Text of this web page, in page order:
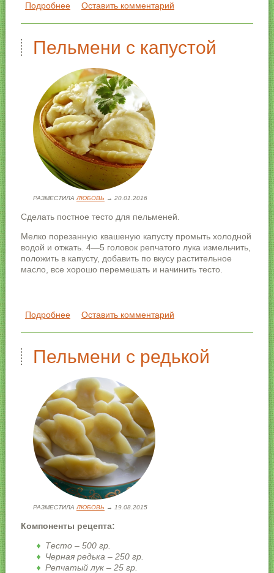
А теперь рецепт, он очень простой:
Подробнеео Пельмени с капустой «Нежные»
Оставить комментарий
Пельмени с капустой
РАЗМЕСТИЛА ЛЮБОВЬ → 20.01.2016
Сделать постное тесто для пельменей.
Мелко порезанную квашеную капусту промыть холодной
водой и отжать. 4—5 головок репчатого лука измельчить,
положить в капусту, добавить по вкусу растительное
масло, все хорошо перемешать и начинить тесто.
Подробнеео Пельмени с капустой
Оставить комментарий
Пельмени с редькой
РАЗМЕСТИЛА ЛЮБОВЬ → 19.08.2015
Компоненты рецепта:
Тесто – 500 гр.
Черная редька – 250 гр.
Репчатый лук – 25 гр.